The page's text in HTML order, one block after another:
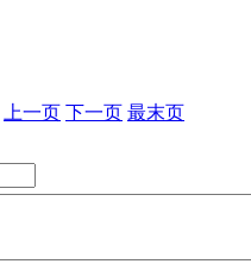
上一页 下一页 最末页